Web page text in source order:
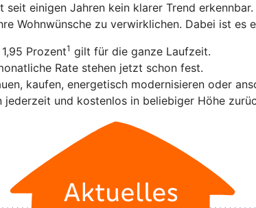
einigen Jahren kein klarer Trend
Wohnwünsche zu verwirklichen. Dabei ist
Prozent1 gilt für die ganze Laufzeit.
Rate stehen jetzt schon fest.
kaufen, energetisch modernisieren oder
jederzeit und kostenlos in beliebiger Höhe